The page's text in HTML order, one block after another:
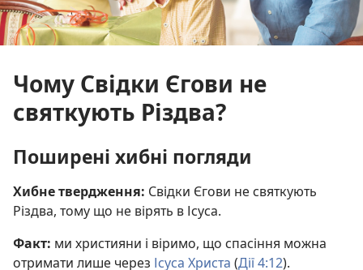
Чому Свідки Єгови не
святкують Різдва?
Поширені хибні погляди
Хибне твердження: Свідки Єгови не святкують
Різдва, тому що не вірять в Ісуса.
Факт: ми християни і віримо, що спасіння можна
отримати лише через Ісуса Христа (Дії 4:12).